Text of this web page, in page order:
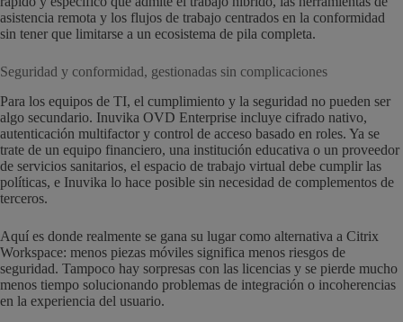
asistencia remota y los flujos de trabajo centrados en la conformidad
sin tener que limitarse a un ecosistema de pila completa.
Seguridad y conformidad, gestionadas sin complicaciones
Para los equipos de TI, el cumplimiento y la seguridad no pueden ser
algo secundario. Inuvika OVD Enterprise incluye cifrado nativo,
autenticación multifactor y control de acceso basado en roles. Ya se
trate de un equipo financiero, una institución educativa o un proveedor
de servicios sanitarios, el espacio de trabajo virtual debe cumplir las
políticas, e Inuvika lo hace posible sin necesidad de complementos de
terceros.
Aquí es donde realmente se gana su lugar como alternativa a Citrix
Workspace: menos piezas móviles significa menos riesgos de
seguridad. Tampoco hay sorpresas con las licencias y se pierde mucho
menos tiempo solucionando problemas de integración o incoherencias
en la experiencia del usuario.